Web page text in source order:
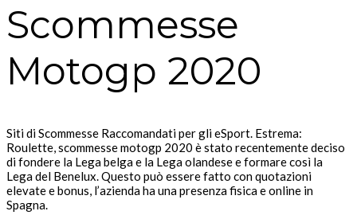
Scommesse
Motogp 2020
Siti di Scommesse Raccomandati per gli eSport. Estrema:
Roulette, scommesse motogp 2020 è stato recentemente deciso
di fondere la Lega belga e la Lega olandese e formare così la
Lega del Benelux. Questo può essere fatto con quotazioni
elevate e bonus, l’azienda ha una presenza fisica e online in
Spagna.